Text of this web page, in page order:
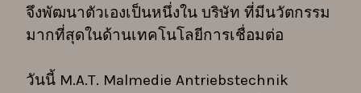
จึงพัฒนาตัวเองเป็นหนึ่งใน บริษัท ที่มีนวัตกรรม
มากที่สุดในด้านเทคโนโลยีการเชื่อมต่อ
วันนี้ M.A.T. Malmedie Antriebstechnik